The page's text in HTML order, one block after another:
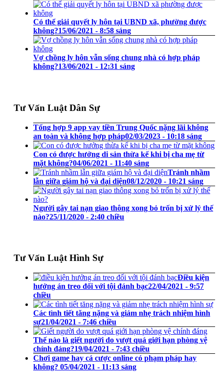
Có thể giải quyết ly hôn tại UBND xã, phường được
không?15/06/2021 - 8:58 sáng
Vợ chồng ly hôn vẫn sống chung nhà có hợp pháp
không?13/06/2021 - 12:31 sáng
Tư Vấn Luật Dân Sự
Tổng hợp 9 app vay tiền Trung Quốc nặng lãi không
an toàn và không hợp pháp02/03/2023 - 10:18 sáng
Con có được hưởng di sản thừa kế khi bị cha mẹ từ
mặt không?04/06/2021 - 11:40 sáng
Tránh nhầm
lẫn giữa giám hộ và đại diện08/12/2020 - 10:21 sáng
Người gây tai nạn giao thông xong bỏ trốn bị xử lý thế
nào?25/11/2020 - 2:40 chiều
Tư Vấn Luật Hình Sự
Điều kiện
hưởng án treo đối với tội đánh bạc22/04/2021 - 9:57
chiều
Các tình tiết tăng nặng và giảm nhẹ trách nhiệm hình
sự21/04/2021 - 7:46 chiều
Thế nào là giết người do vượt quá giới hạn phòng vệ
chính đáng?19/04/2021 - 7:43 chiều
Chơi game hay cá cược online có phạm pháp hay
không? 05/04/2021 - 11:13 sáng